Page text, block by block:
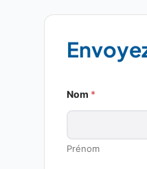
Nom *
Prénom
E
i
l